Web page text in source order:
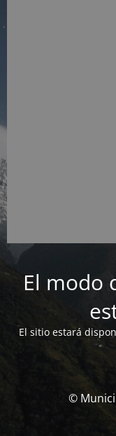
El modo
El sitio estará
©